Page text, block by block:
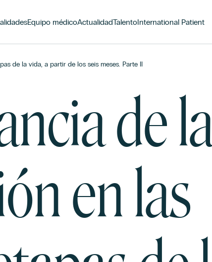
Equipo médicoActualidadTalentoInternational Patient
de la vida, a partir de los seis meses. Parte II
de la
en las